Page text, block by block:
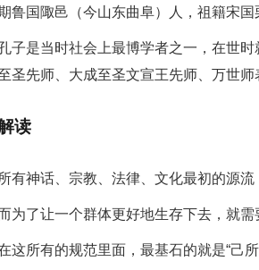
鲁国陬邑（今山东曲阜）人，祖籍宋
子是当时社会上最博学者之一，在世时
圣先师、大成至圣文宣王先师、万世
读
所有神话、宗教、法律、文化最初的源
为了让一个群体更好地生存下去，就
这所有的规范里面，最基石的就是“己所